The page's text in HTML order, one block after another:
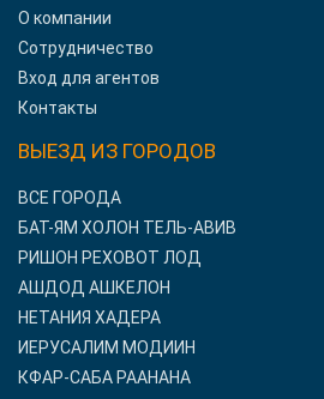
О компании
Сотрудничество
Вход для агентов
Контакты
ВЫЕЗД ИЗ ГОРОДОВ
ВСЕ ГОРОДА
БАТ-ЯМ ХОЛОН ТЕЛЬ-АВИВ
РИШОН РЕХОВОТ ЛОД
АШДОД АШКЕЛОН
НЕТАНИЯ ХАДЕРА
ИЕРУСАЛИМ МОДИИН
КФАР-САБА РААНАНА